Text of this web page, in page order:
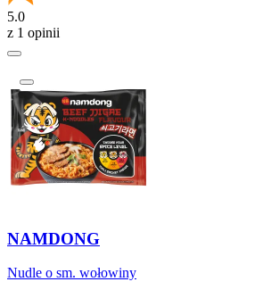
5.0
z 1 opinii
NAMDONG
Nudle o sm. wołowiny